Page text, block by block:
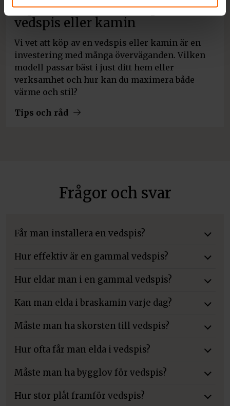
Tips och råd innan köp av
vedspis eller kamin
Vi vet att köp av en vedspis eller kamin är en
investering med många överväganden. Vilken
modell passar bäst i just ditt hem eller
verksamhet och hur kan du maximera både
värme och stil?
Tips och råd
Frågor och svar
Får man installera en vedspis?
Hur effektiv är en gammal vedspis?
Hur eldar man i en gammal vedspis?
Kan man elda i braskamin varje dag?
Måste man ha skorsten till vedspis?
Hur ofta får man elda i vedspis?
Måste man ha bygglov för vedspis?
Hur stor plåt framför vedspis?